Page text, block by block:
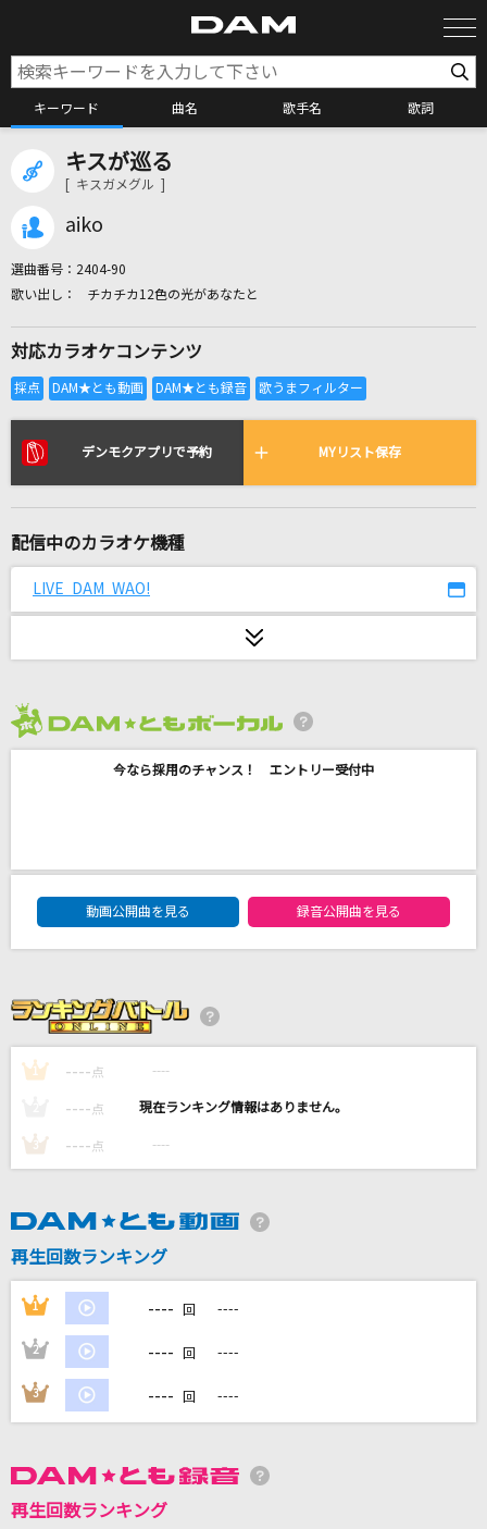
キーワード 曲名 歌手名 歌詞
全国りれき
リアルタイムで歌われている曲の一覧
[生音]部屋
できっこないを やらなくちゃ
Esperanza
湘南乃風
[生音]いい日旅立ち
Shake It Up
ずっと真夜中でいいのに。
カラオケ最新情報をチェック！
キスが巡る
[ キスガメグル ]
aiko
選曲番号： 2404-90
チカチカ12色の光があなたと
対応カラオケコンテンツ
デンモクアプリで予約 MYリスト保存
配信中のカラオケ機種
LIVE DAM WAO!
今なら採用のチャンス！ エントリー受付中
DAM★ともボーカルエントリーランキング
動画公開曲を見る
録音公開曲を見る
1 ---- 点 ----
---- 点 ----
3 ---- 点 ----
再生回数ランキング
1 ---- 回 ----
2 ---- 回 ----
3 ---- 回 ----
再生回数ランキング